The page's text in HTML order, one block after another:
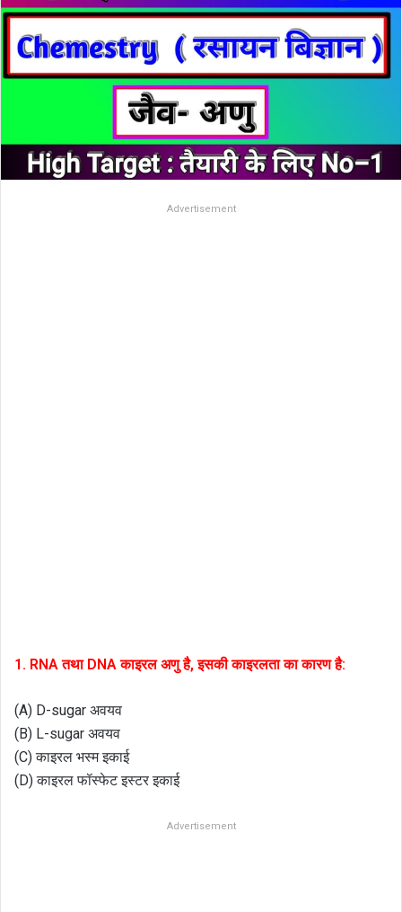
Advertisement
1. RNA तथा DNA काइरल अणु है, इसकी काइरलता का कारण है:
(A) D-sugar अवयव
(B) L-sugar अवयव
(C) काइरल भस्म इकाई
(D) काइरल फॉस्फेट इस्टर इकाई
Advertisement